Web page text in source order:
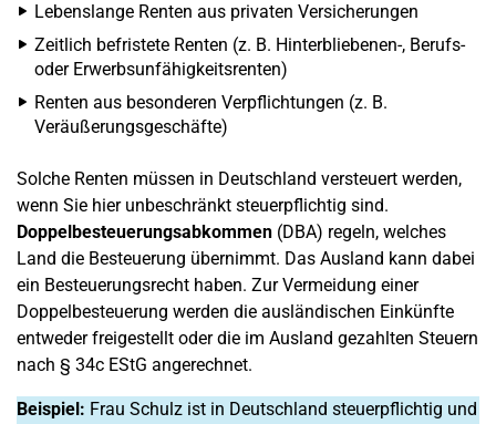
Lebenslange Renten aus privaten Versicherungen
Zeitlich befristete Renten (z. B. Hinterbliebenen-, Berufs-
oder Erwerbsunfähigkeitsrenten)
Renten aus besonderen Verpflichtungen (z. B.
Veräußerungsgeschäfte)
Solche Renten müssen in Deutschland versteuert werden,
wenn Sie hier unbeschränkt steuerpflichtig sind.
Doppelbesteuerungsabkommen (DBA) regeln, welches
Land die Besteuerung übernimmt. Das Ausland kann dabei
ein Besteuerungsrecht haben. Zur Vermeidung einer
Doppelbesteuerung werden die ausländischen Einkünfte
entweder freigestellt oder die im Ausland gezahlten Steuern
nach § 34c EStG angerechnet.
Beispiel: Frau Schulz ist in Deutschland steuerpflichtig und